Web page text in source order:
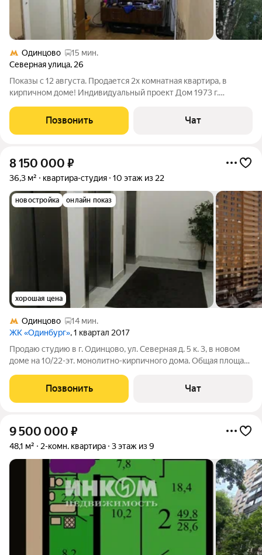
Одинцово
15 мин.
Северная улица, 26
Показы с 12 августа. Продается 2х комнатная квартира, в
кирпичном доме! Индивидуальный проект Дом 1973 г.
парковка Комнаты изолированы, большая лоджия 6 метров. 1
взрослый собственник 1982
Позвонить Чат
8 150 000 ₽
36,3 м² квартира-студия 10 этаж из 22
новостройка онлайн показ
хорошая цена
Одинцово
14 мин.
ЖК «Одинбург», 1 квартал 2017
Продаю студию в г. Одинцово, ул. Северная д. 5 к. 3, в новом
доме на 10/22-эт. монолитно-кирпичного дома. Общая площадь
совмещенный, балкон совмещен с комнатой. В квартире
сделан предчистовой
Позвонить Чат
9 500 000 ₽
48,1 м² 2-комн. квартира 3 этаж из 9